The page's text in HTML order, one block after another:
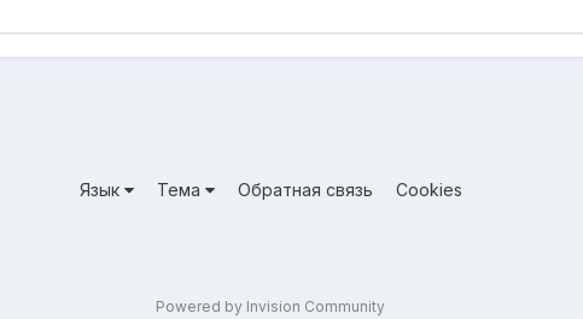
Язык Тема Обратная связь
Cookies
Powered by Invision Community